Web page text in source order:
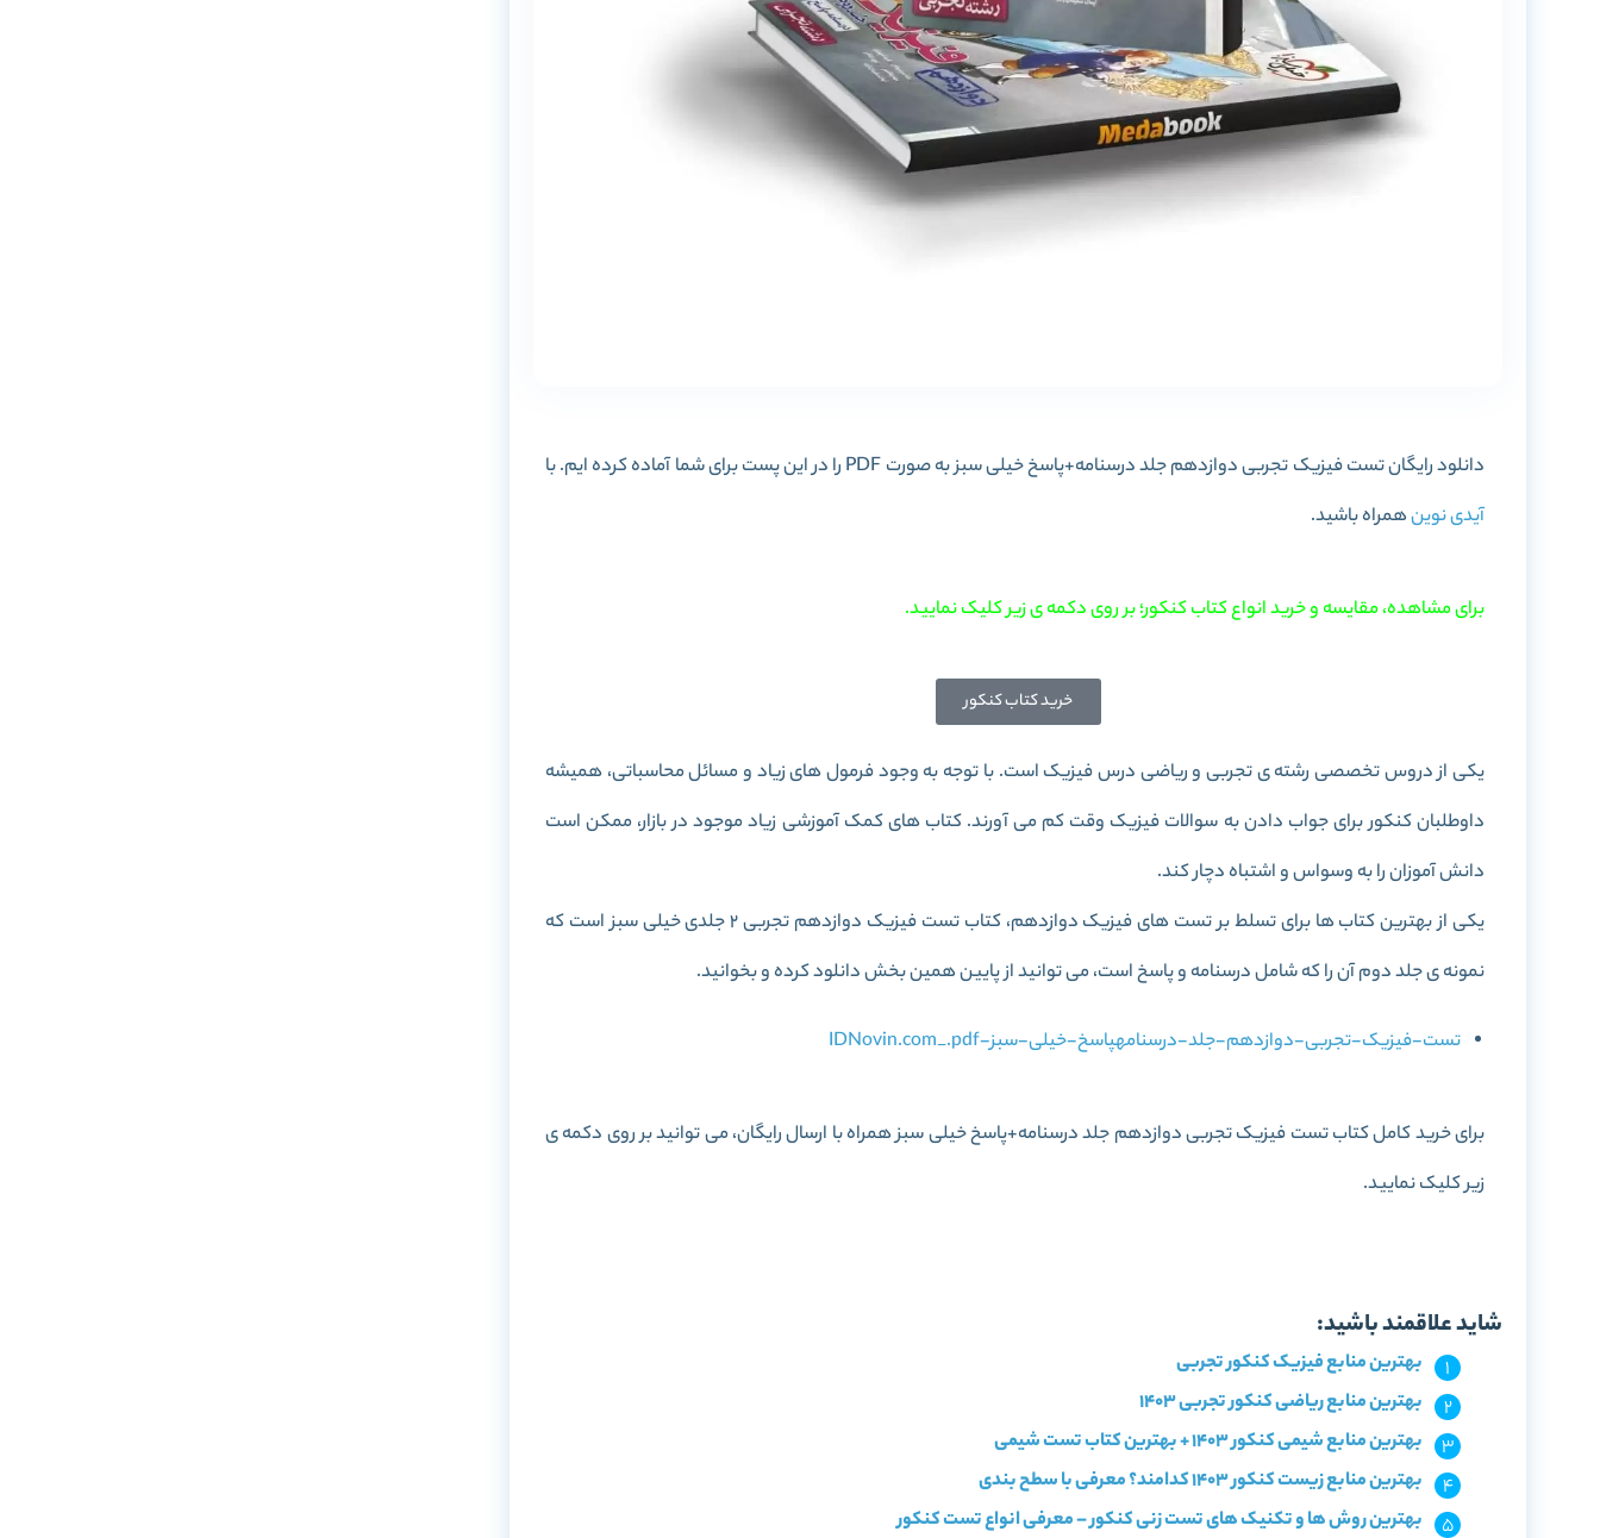
دانلود رایگان تست فیزیک تجربی دوازدهم جلد درسنامه+پاسخ خیلی سبز به صورت PDF را در این پست برای شما آماده کرده ایم. با
آیدی نوینهمراه باشید.
برای مشاهده، مقایسه و خرید انواع کتاب کنکور؛ بر روی دکمه ی زیر کلیک نمایید.
خرید کتاب کنکور
یکی از دروس تخصصی رشته ی تجربی و ریاضی درس فیزیک است. با توجه به وجود فرمول های زیاد و مسائل محاسباتی، همیشه
داوطلبان کنکور برای جواب دادن به سوالات فیزیک وقت کم می آورند. کتاب های کمک آموزشی زیاد موجود در بازار، ممکن است
دانش آموزان را به وسواس و اشتباه دچار کند.
یکی از بهترین کتاب ها برای تسلط بر تست های فیزیک دوازدهم، کتاب تست فیزیک دوازدهم تجربی 2 جلدی خیلی سبز است که
نمونه ی جلد دوم آن را که شامل درسنامه و پاسخ است، می توانید از پایین همین بخش دانلود کرده و بخوانید.
تست-فیزیک-تجربی-دوازدهم-جلد-درسنامهپاسخ-خیلی-سبز-IDNovin.com_.pdf
برای خرید کامل کتاب تست فیزیک تجربی دوازدهم جلد درسنامه+پاسخ خیلی سبز همراه با ارسال رایگان، می توانید بر روی دکمه ی
زیر کلیک نمایید.
شاید علاقمند باشید:
بهترین منابع فیزیک کنکور تجربی
بهترین منابع ریاضی کنکور تجربی 1403
بهترین منابع شیمی کنکور 1403 + بهترین کتاب تست شیمی
بهترین منابع زیست کنکور 1403 کدامند؟ معرفی با سطح بندی
بهترین روش ها و تکنیک های تست زنی کنکور – معرفی انواع تست کنکور